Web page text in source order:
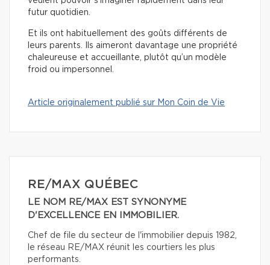
futur quotidien.
Et ils ont habituellement des goûts différents de
leurs parents. Ils aimeront davantage une propriété
chaleureuse et accueillante, plutôt qu’un modèle
froid ou impersonnel.
Article originalement publié sur Mon Coin de Vie
RE/MAX QUÉBEC
LE NOM RE/MAX EST SYNONYME
D'EXCELLENCE EN IMMOBILIER.
Chef de file du secteur de l'immobilier depuis 1982,
le réseau RE/MAX réunit les courtiers les plus
performants.